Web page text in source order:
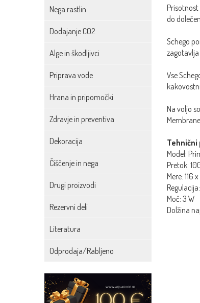
Nega rastlin
Dodajanje CO2
Alge in škodljivci
Priprava vode
Hrana in pripomočki
Zdravje in preventiva
Dekoracija
Čiščenje in nega
Drugi proizvodi
Rezervni deli
Literatura
Odprodaja/Rabljeno
do
Schego
Vse
Na voljo
Tehnični
Model:
Pretok:
Mere: 116
Moč: 3 W
Dolžina